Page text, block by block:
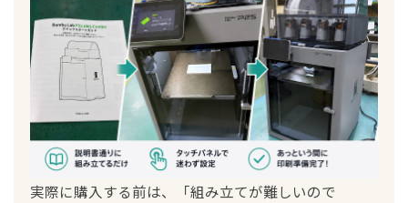
実際に購入する前は、「組み立てが難しいので